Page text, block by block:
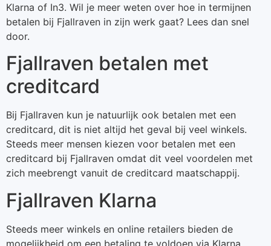
Klarna of In3. Wil je meer weten over hoe in termijnen
betalen bij Fjallraven in zijn werk gaat? Lees dan snel
door.
Fjallraven betalen met
creditcard
Bij Fjallraven kun je natuurlijk ook betalen met een
creditcard, dit is niet altijd het geval bij veel winkels.
Steeds meer mensen kiezen voor betalen met een
creditcard bij Fjallraven omdat dit veel voordelen met
zich meebrengt vanuit de creditcard maatschappij.
Fjallraven Klarna
Steeds meer winkels en online retailers bieden de
mogelijkheid om een betaling te voldoen via Klarna.